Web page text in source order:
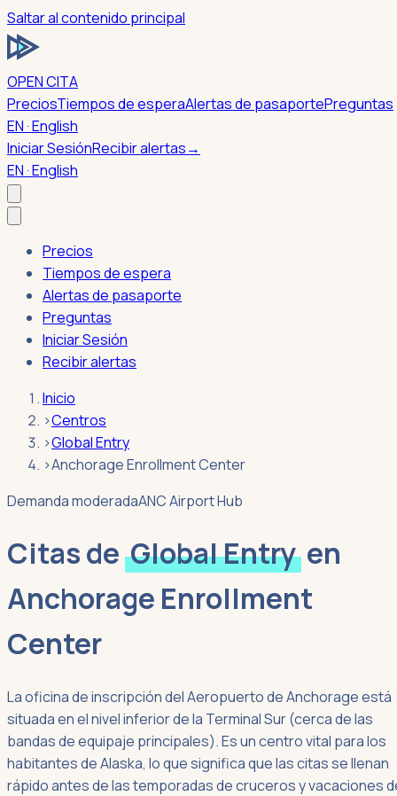
Saltar al contenido principal
OPEN CITA
PreciosTiempos de esperaAlertas de pasaportePreguntas
EN · English
Iniciar SesiónRecibir alertas→
EN · English
Precios
Tiempos de espera
Alertas de pasaporte
Preguntas
Iniciar Sesión
Recibir alertas
Inicio
›Centros
›Global Entry
›Anchorage Enrollment Center
Demanda moderadaANC Airport Hub
Citas de Global Entry en
Anchorage Enrollment
Center
La oficina de inscripción del Aeropuerto de Anchorage está
situada en el nivel inferior de la Terminal Sur (cerca de las
bandas de equipaje principales). Es un centro vital para los
habitantes de Alaska, lo que significa que las citas se llenan
rápido antes de las temporadas de cruceros y vacaciones